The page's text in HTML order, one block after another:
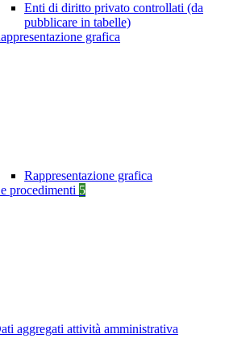
Enti di diritto privato controllati (da
pubblicare in tabelle)
grafica
Rappresentazione grafica
procedimenti 5
aggregati attività amministrativa